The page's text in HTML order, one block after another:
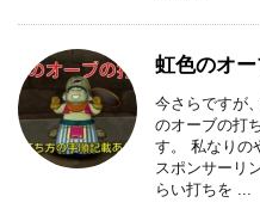
虹色のオー
今さらですが
のオーブの打
す。 私なりの
スポンサーリ
らい打ちを ...